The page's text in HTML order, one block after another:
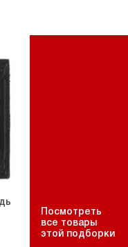
Посмотреть
все товары
этой подборки